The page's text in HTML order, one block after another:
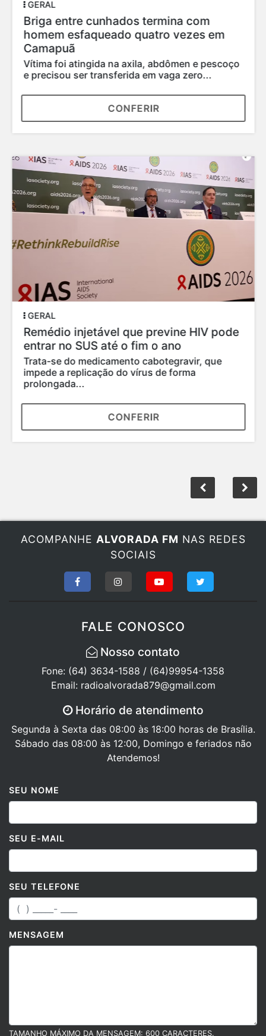
GERAL
Briga entre cunhados termina com
homem esfaqueado quatro vezes em
Camapuã
Vítima foi atingida na axila, abdômen e pescoço
e precisou ser transferida em vaga zero...
CONFERIR
GERAL
Remédio injetável que previne HIV pode
entrar no SUS até o fim o ano
Trata-se do medicamento cabotegravir, que
impede a replicação do vírus de forma
prolongada...
CONFERIR
SOCIAIS
Fone: (64) 3634-1588 / (64)99954-1358
Email: radioalvorada879@gmail.com
Segunda à Sexta das 08:00 às 18:00 horas de Brasília.
Sábado das 08:00 às 12:00, Domingo e feriados não
Atendemos!
SEU E-MAIL
SEU TELEFONE
MENSAGEM
TAMANHO MÁXIMO DA MENSAGEM: 600 CARACTERES.